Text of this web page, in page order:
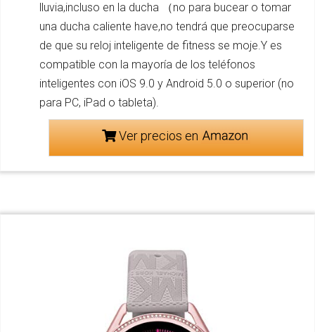
lluvia,incluso en la ducha （no para bucear o tomar
una ducha caliente have,no tendrá que preocuparse
de que su reloj inteligente de fitness se moje.Y es
compatible con la mayoría de los teléfonos
inteligentes con iOS 9.0 y Android 5.0 o superior (no
para PC, iPad o tableta).
Ver precios en